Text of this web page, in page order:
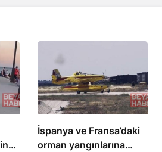
İspanya ve Fransa’daki
orman yangınlarına